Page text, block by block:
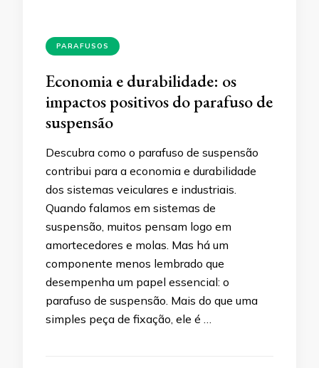
PARAFUSOS
Economia e durabilidade: os
impactos positivos do parafuso de
suspensão
Descubra como o parafuso de suspensão
contribui para a economia e durabilidade
dos sistemas veiculares e industriais.
Quando falamos em sistemas de
suspensão, muitos pensam logo em
amortecedores e molas. Mas há um
componente menos lembrado que
desempenha um papel essencial: o
parafuso de suspensão. Mais do que uma
simples peça de fixação, ele é …